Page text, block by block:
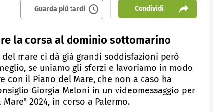
Guarda più tardi Condividi
la corsa al dominio sottomarino
del mare ci dà già grandi soddisfazioni però
se uniamo gli sforzi e lavoriamo in modo
con il Piano del Mare, che non a caso ha
Giorgia Meloni in un videomessaggio per
2024, in corso a Palermo.